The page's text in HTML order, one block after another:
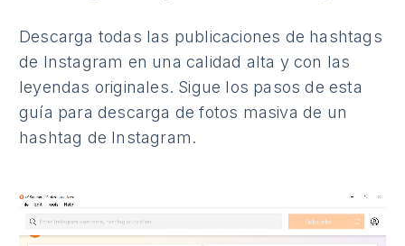
Descarga todas las publicaciones de hashtags
de Instagram en una calidad alta y con las
leyendas originales. Sigue los pasos de esta
guía para descarga de fotos masiva de un
hashtag de Instagram.